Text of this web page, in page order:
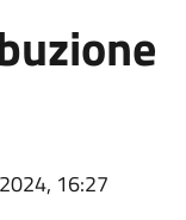
16:27